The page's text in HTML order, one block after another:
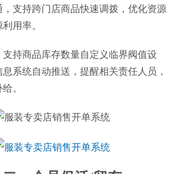
，支持跨门店商品快速调拨，优化资源
用率。
支持商品库存数量自定义临界阀值设
系统自动推送，提醒相关责任人员，
。